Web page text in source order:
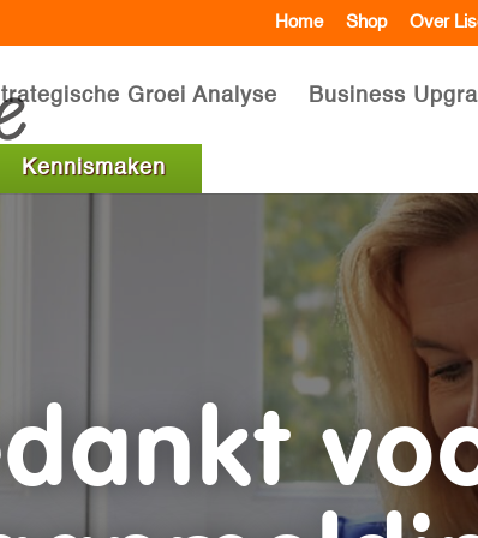
Home Shop Over
Groei Analyse Business
Kennismaken